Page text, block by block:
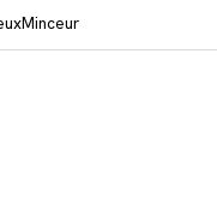
Minceur